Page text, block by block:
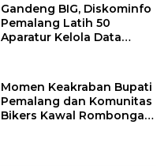
Gandeng BIG, Diskominfo
Pemalang Latih 50
Aparatur Kelola Data
Momen Keakraban Bupati
Pemalang dan Komunitas
Bikers Kawal Rombongan